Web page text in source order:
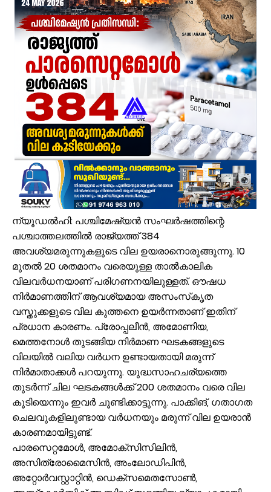
പായലും ചെളിയും മൂടി റോഡുകൾ; പ്രളയാനന്തര ജാഗ്രതയിൽ
ക്ഷേമ പെൻഷൻ ഇനി വീടുകളിലെത്തില്ല; സഹകരണ സംഘങ്ങളെ
പാണക്കാട് എടയപ്പാലം മണ്ണിടിച്ചിൽ രക്ഷാപ്രവർത്തനം: മികച്ച
വേങ്ങരയിൽ പ്രളയബാധിത മേഖലകളിൽ എലിപ്പനി പ്രതിരോധ
ഭിന്നശേഷി സമഗ്ര വിവരശേഖരണം: വേങ്ങരയിൽ ‘സഹജീവനം’
പൈതൃക യാത്രയോടെ വേങ്ങര മേഖല എസ്.ജെ.എം മുഅല്ലിം
കൂരിയാട് വ്യാപാരി വ്യവസായി ഏകോപന സമിതിയുടെ
വിവരാവകാശ നിയമപ്രകാരം വിവരം സൗജന്യമായി നൽകണം;
അതിശക്തമായ മഴ തുടരും; എട്ട് ജില്ലകളിൽ റെഡ് അലർട്ട്
യു.പി.ഐ ഇടപാടുകൾ എക്കാലവും സൗജന്യമായി തുടരുമെന്ന്
പാണക്കാട് എടായിപ്പാലത്തെ മണ്ണിടിച്ചിൽ പ്രദേശം മന്ത്രി
ന്യൂഡല്‍ഹി: പശ്ചിമേഷ്യന്‍ സംഘര്‍ഷത്തിന്റെ
പശ്ചാത്തലത്തില്‍ രാജ്യത്ത് 384
അവശ്യമരുന്നുകളുടെ വില ഉയരാനൊരുങ്ങുന്നു. 10
മുതല്‍ 20 ശതമാനം വരെയുള്ള താല്‍കാലിക
വിലവര്‍ധനയാണ് പരിഗണനയിലുള്ളത്. ഔഷധ
നിര്‍മാണത്തിന് ആവശ്യമായ അസംസ്‌കൃത
വസ്തുക്കളുടെ വില കുത്തനെ ഉയര്‍ന്നതാണ് ഇതിന്
പ്രധാന കാരണം. പ്രോപ്പലീന്‍, അമോണിയ,
മെത്തനോള്‍ തുടങ്ങിയ നിര്‍മാണ ഘടകങ്ങളുടെ
വിലയില്‍ വലിയ വര്‍ധന ഉണ്ടായതായി മരുന്ന്
നിര്‍മാതാക്കള്‍ പറയുന്നു. യുദ്ധസാഹചര്യത്തെ
തുടര്‍ന്ന് ചില ഘടകങ്ങള്‍ക്ക് 200 ശതമാനം വരെ വില
കൂടിയെന്നും ഇവര്‍ ചൂണ്ടിക്കാട്ടുന്നു. പാക്കിങ്, ഗതാഗത
ചെലവുകളിലുണ്ടായ വര്‍ധനയും മരുന്ന് വില ഉയരാന്‍
കാരണമായിട്ടുണ്ട്.
പാരസെറ്റമോള്‍, അമോക്‌സിസിലിന്‍,
അസിത്രോമൈസിന്‍, അംലോഡിപിന്‍,
അറ്റോര്‍വസ്റ്റാറ്റിന്‍, ഡെക്‌സമെതസോണ്‍,